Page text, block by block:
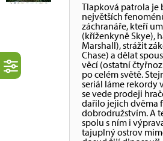
Tlapková patrola je
největších
záchranáře, kteří
(kříženkyně Skye),
Marshall), strážit
Chase) a dělat
věcí (ostatní
po celém světě.
seriál láme rekordy
se vede prodeji
dařilo jejich dvěma
dobrodružstvím. A
spolu s ním i
tajuplný ostrov